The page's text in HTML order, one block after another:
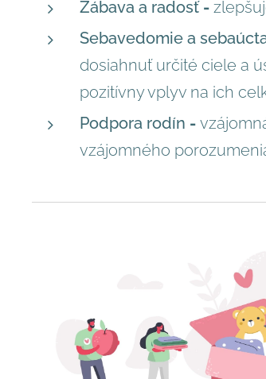
Zábava a radosť-
Sebavedomie a
dosiahnuť určité ciele a
pozitívny vplyv na ich
Podpora rodín -
vzájomného